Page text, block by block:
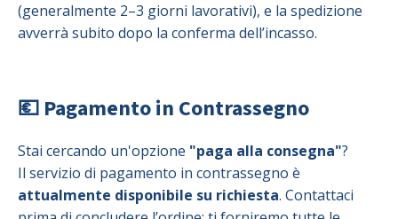
(generalmente 2–3 giorni lavorativi), e la spedizione
avverrà subito dopo la conferma dell’incasso.
💶 Pagamento in Contrassegno
Stai cercando un'opzione "paga alla consegna"?
Il servizio di pagamento in contrassegno è
attualmente disponibile su richiesta. Contattaci